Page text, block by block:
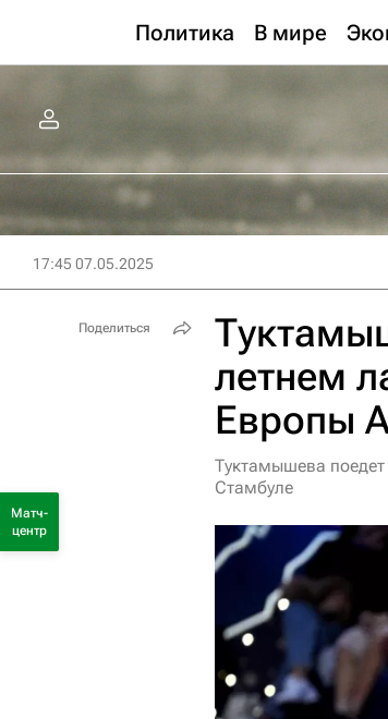
Политика В мире
17:45 07.05.2025
летнем
Европы
Туктамышева
Стамбуле
Поделиться
Матч-
центр